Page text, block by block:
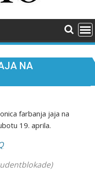
NA
farbanja jaja na
19. aprila.